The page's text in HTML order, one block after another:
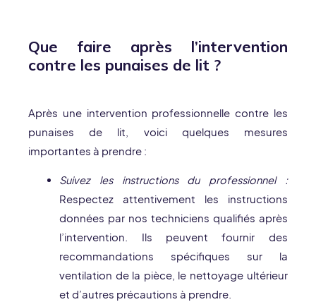
Que faire après l’intervention
contre les punaises de lit ?
Après une intervention professionnelle contre les
punaises de lit, voici quelques mesures
importantes à prendre :
Suivez les instructions du professionnel :
Respectez attentivement les instructions
données par nos techniciens qualifiés après
l’intervention. Ils peuvent fournir des
recommandations spécifiques sur la
ventilation de la pièce, le nettoyage ultérieur
et d’autres précautions à prendre.